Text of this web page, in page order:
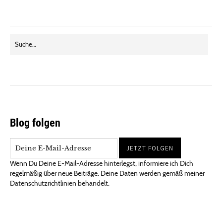
Blog folgen
Wenn Du Deine E-Mail-Adresse hinterlegst, informiere ich Dich
regelmäßig über neue Beiträge. Deine Daten werden gemäß meiner
Datenschutzrichtlinien behandelt.